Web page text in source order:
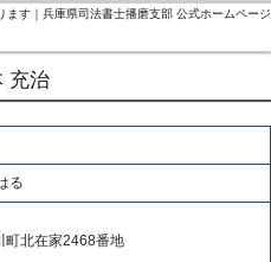
ます｜兵庫県司法書士播磨支部 公式ホームページ
充治
る
町北在家2468番地